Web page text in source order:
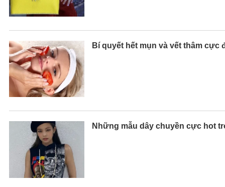
Bí quyết hết mụn và vết thâm cực
Những mẫu dây chuyền cực hot